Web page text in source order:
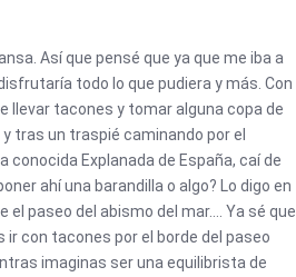
Así que pensé que ya que me iba a
todo lo que pudiera y más. Con
llevar tacones y tomar alguna copa de
tras un traspié caminando por el
conocida Explanada de España, caí de
ahí una barandilla o algo? Lo digo en
el paseo del abismo del mar…. Ya sé que
ir con tacones por el borde del paseo
imaginas ser una equilibrista de